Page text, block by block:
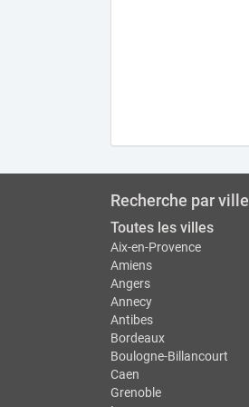
Recherche par ville
Toutes les villes
Aix-en-Provence
Amiens
Angers
Annecy
Antibes
Bordeaux
Boulogne-Billancourt
Caen
Grenoble